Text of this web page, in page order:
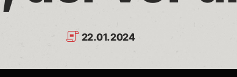
22.01.2024